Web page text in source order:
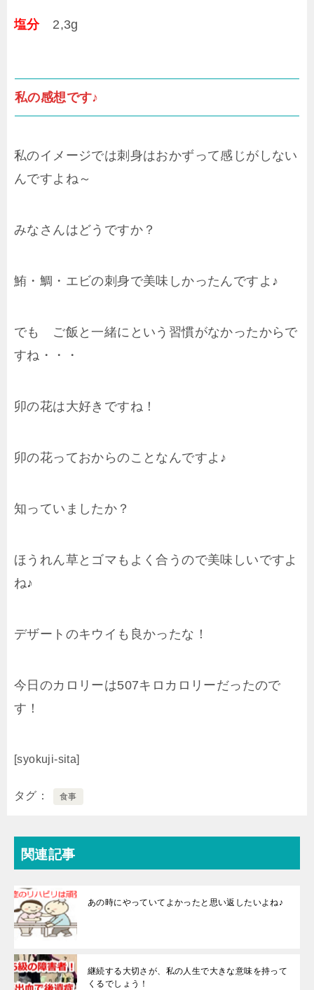
塩分2,3g
私の感想です♪
私のイメージでは刺身はおかずって感じがしない
んですよね～
みなさんはどうですか？
鮪・鯛・エビの刺身で美味しかったんですよ♪
でも ご飯と一緒にという習慣がなかったからで
すね・・・
卯の花は大好きですね！
卯の花っておからのことなんですよ♪
知っていましたか？
ほうれん草とゴマもよく合うので美味しいですよ
ね♪
デザートのキウイも良かったな！
今日のカロリーは507キロカロリーだったので
す！
[syokuji-sita]
タグ 食事
関連記事
あの時にやっていてよかったと思い返したいよね♪
継続する大切さが、私の人生で大きな意味を持って
くるでしょう！